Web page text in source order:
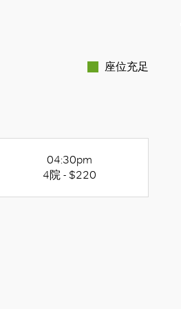
座位充足
04:30pm
4院 - $220